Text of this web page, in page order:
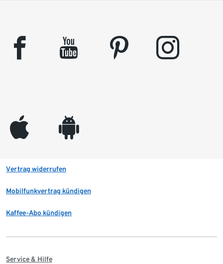
facebook youtube pinterest instagram
appleinc android
Vertrag widerrufen
Mobilfunkvertrag kündigen
Kaffee-Abo kündigen
Service & Hilfe